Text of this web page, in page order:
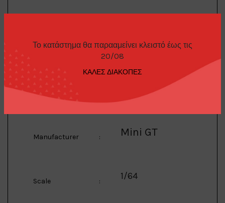
Το κατάστημα θα παρααμείνει κλειστό έως τις
20/08
ΚΑΛΕΣ ΔΙΑΚΟΠΕΣ
Description
1/64 Nissan Skyline
Kenmeri Liberty Walk,
matt black
Manufacturer : Mini GT
Scale : 1/64